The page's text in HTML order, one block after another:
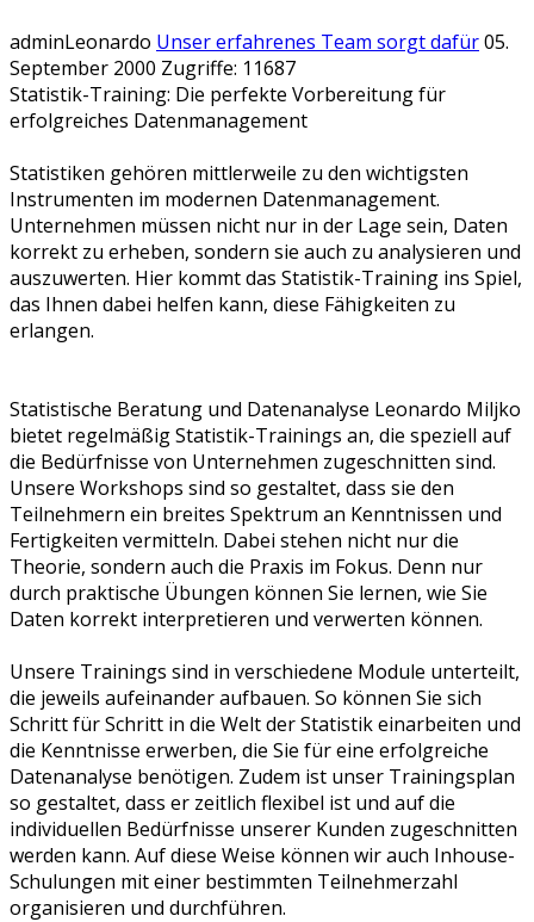
adminLeonardo Unser erfahrenes Team sorgt dafür05.
September 2000 Zugriffe: 11687
Statistik-Training: Die perfekte Vorbereitung für
erfolgreiches Datenmanagement
Statistiken gehören mittlerweile zu den wichtigsten
Instrumenten im modernen Datenmanagement.
Unternehmen müssen nicht nur in der Lage sein, Daten
korrekt zu erheben, sondern sie auch zu analysieren und
auszuwerten. Hier kommt das Statistik-Training ins Spiel,
das Ihnen dabei helfen kann, diese Fähigkeiten zu
erlangen.
Statistische Beratung und Datenanalyse Leonardo Miljko
bietet regelmäßig Statistik-Trainings an, die speziell auf
die Bedürfnisse von Unternehmen zugeschnitten sind.
Unsere Workshops sind so gestaltet, dass sie den
Teilnehmern ein breites Spektrum an Kenntnissen und
Fertigkeiten vermitteln. Dabei stehen nicht nur die
Theorie, sondern auch die Praxis im Fokus. Denn nur
durch praktische Übungen können Sie lernen, wie Sie
Daten korrekt interpretieren und verwerten können.
Unsere Trainings sind in verschiedene Module unterteilt,
die jeweils aufeinander aufbauen. So können Sie sich
Schritt für Schritt in die Welt der Statistik einarbeiten und
die Kenntnisse erwerben, die Sie für eine erfolgreiche
Datenanalyse benötigen. Zudem ist unser Trainingsplan
so gestaltet, dass er zeitlich flexibel ist und auf die
individuellen Bedürfnisse unserer Kunden zugeschnitten
werden kann. Auf diese Weise können wir auch Inhouse-
Schulungen mit einer bestimmten Teilnehmerzahl
organisieren und durchführen.